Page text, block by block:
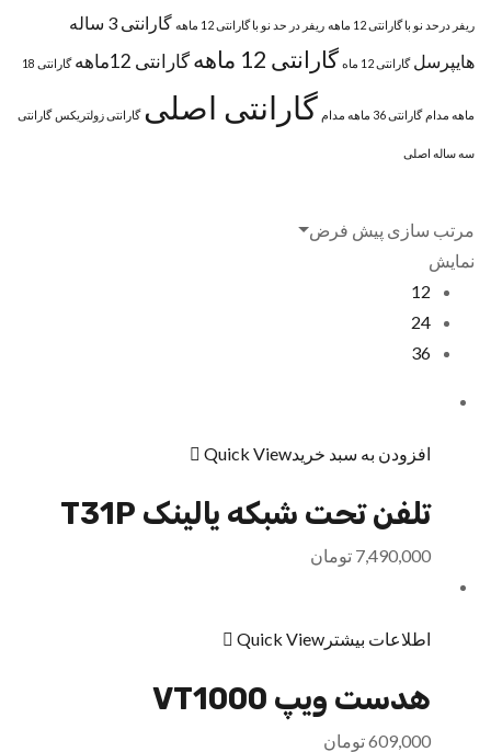
ریفر درحد نو با گارانتی 12 ماهه ریفر در حد نو با گارانتی 12 ماهه
گارانتی 3 ساله
هایپرسل گارانتی 12 ماه گارانتی 12 ماهه گارانتی 12ماهه گارانتی 18
ماهه مدام گارانتی 36 ماهه مدام گارانتی اصلی گارانتی زولتریکس گارانتی
سه ساله اصلی
مرتب سازی پیش فرض
نمایش
12
24
36
افزودن به سبد خریدQuick View
تلفن تحت شبکه یالینک T31P
7,490,000 تومان
اطلاعات بیشتر Quick View
هدست ویپ VT1000
609,000تومان